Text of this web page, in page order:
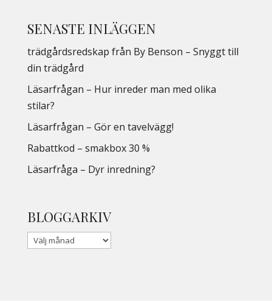
SENASTE INLÄGGEN
trädgårdsredskap från By Benson – Snyggt till
din trädgård
Läsarfrågan – Hur inreder man med olika
stilar?
Läsarfrågan – Gör en tavelvägg!
Rabattkod – smakbox 30 %
Läsarfråga – Dyr inredning?
BLOGGARKIV